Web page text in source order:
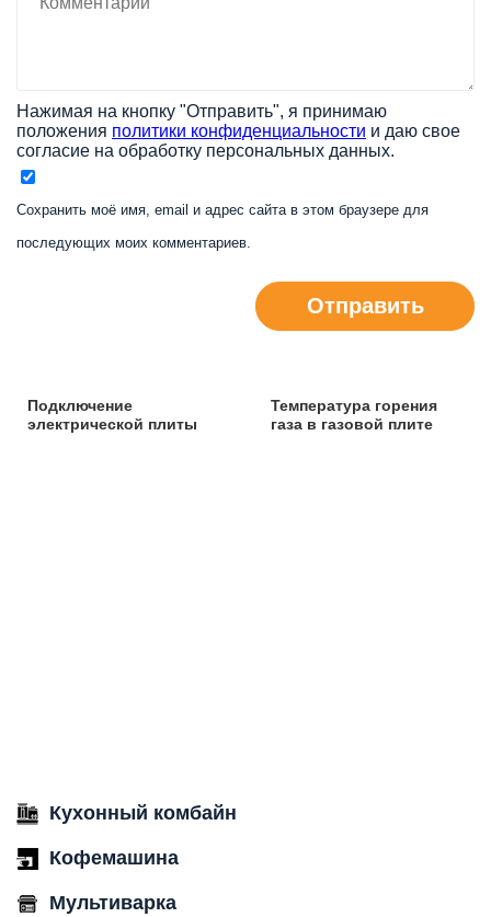
Нажимая на кнопку "Отправить", я принимаю
положения политики конфиденциальности и даю свое
согласие на обработку персональных данных.
Сохранить моё имя, email и адрес сайта в этом браузере для
последующих моих комментариев.
Отправить
Подключение
электрической плиты
Температура горения
газа в газовой плите
Кухонный комбайн
Кофемашина
Мультиварка